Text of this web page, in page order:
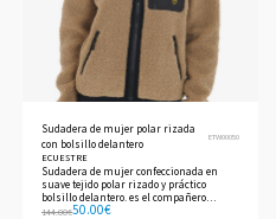
Sudadera de mujer polar rizada
con bolsillo delantero
ETW00050
ECUESTRE
Sudadera de mujer confeccionada en
suave tejido polar rizado y práctico
bolsillo delantero. es el compañero
perfecto para afrontar los fríos días de
144.00€50.00€